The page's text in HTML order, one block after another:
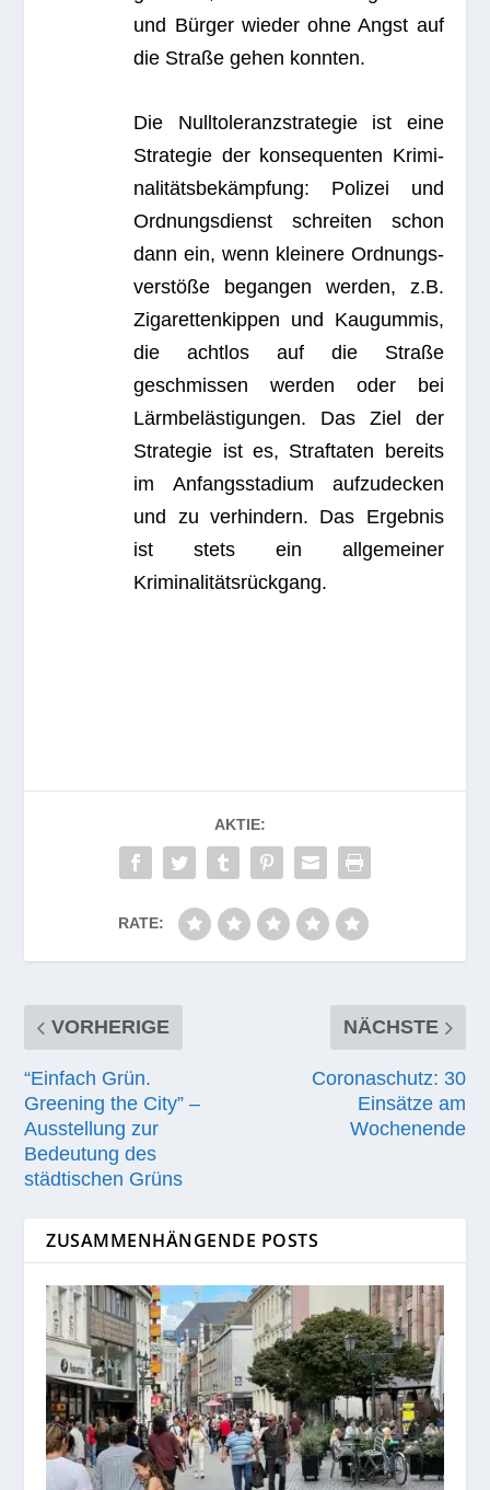
und Bür­ger wie­der ohne Angst auf
die Straße gehen konnten.
Die Null­to­le­ranz­stra­te­gie ist eine
Stra­te­gie der kon­se­quen­ten Kri­mi­
na­li­täts­be­kämp­fung: Poli­zei und
Ord­nungs­dienst schrei­ten schon
dann ein, wenn klei­nere Ord­nungs­
ver­stöße began­gen wer­den, z.B.
Ziga­ret­ten­kip­pen und Kau­gum­mis,
die acht­los auf die Straße
geschmis­sen wer­den oder bei
Lärm­be­läs­ti­gun­gen. Das Ziel der
Stra­te­gie ist es, Straf­ta­ten bereits
im Anfangs­sta­dium auf­zu­de­cken
und zu ver­hin­dern. Das Ergeb­nis
ist stets ein all­ge­mei­ner
Kriminalitätsrückgang.
AKTIE:
RATE:
VORHERIGE
“Einfach Grün.
Greening the City” –
Ausstellung zur
Bedeutung des
städtischen Grüns
NÄCHSTE
Coronaschutz: 30
Einsätze am
Wochenende
ZUSAMMENHÄNGENDE POSTS